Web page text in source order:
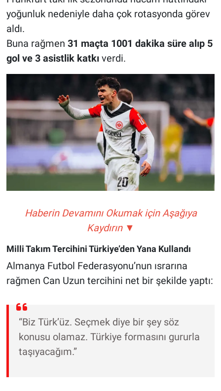
yoğunluk nedeniyle daha çok rotasyonda görev
aldı.
Buna rağmen 31 maçta 1001 dakika süre alıp 5
gol ve 3 asistlik katkıverdi.
Haberin Devamını Okumak için Aşağıya
Kaydırın ▼
Milli Takım Tercihini Türkiye’den Yana Kullandı
Almanya Futbol Federasyonu’nun ısrarına
rağmen Can Uzun tercihini net bir şekilde yaptı:
“Biz Türk’üz. Seçmek diye bir şey söz
konusu olamaz. Türkiye formasını gururla
taşıyacağım.”